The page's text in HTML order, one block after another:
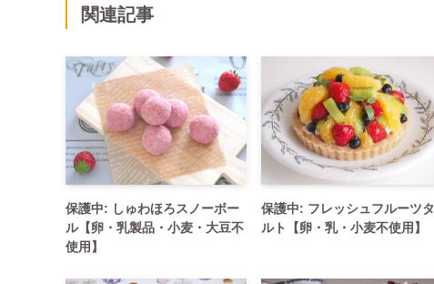
関連記事
保護中: しゅわほろスノーボー
ル【卵・乳製品・小麦・大豆不
使用】
保護中: フレッシュフルーツタ
ルト【卵・乳・小麦不使用】